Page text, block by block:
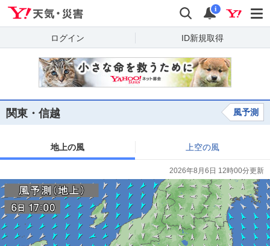
検索 通知
i
ログイン ID新規取得
関東・信越 風予測
地上の風 上空の風
2026年8月6日 12時00分更新